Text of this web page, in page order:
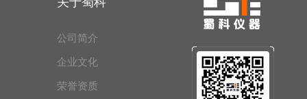
公司简介
企业文化
荣誉资质